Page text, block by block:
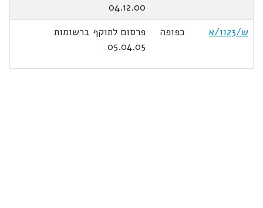
04.12.00
ש/1123/א
כפופה
פרסום לתוקף ברשומות
05.04.05